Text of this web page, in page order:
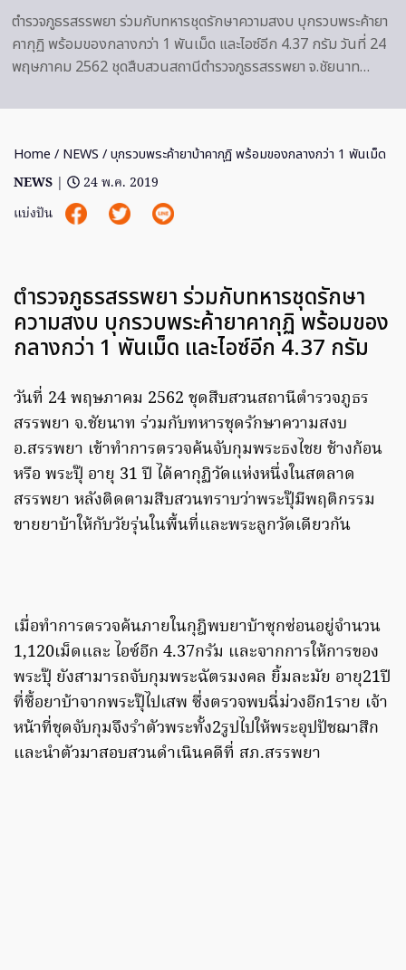
ตำรวจภูธรสรรพยา ร่วมกับทหารชุดรักษาความสงบ บุกรวบพระค้ายา
คากุฏิ พร้อมของกลางกว่า 1 พันเม็ด และไอซ์อีก 4.37 กรัม วันที่ 24
พฤษภาคม 2562 ชุดสืบสวนสถานีตำรวจภูธรสรรพยา จ.ชัยนาท…
Home / NEWS / บุกรวบพระค้ายาบ้าคากุฏิ พร้อมของกลางกว่า 1 พันเม็ด
NEWS |
24 พ.ค. 2019
แบ่งปัน
ตำรวจภูธรสรรพยา ร่วมกับทหารชุดรักษา
ความสงบ บุกรวบพระค้ายาคากุฏิ พร้อมของ
กลางกว่า 1 พันเม็ด และไอซ์อีก 4.37 กรัม
วันที่ 24 พฤษภาคม 2562 ชุดสืบสวนสถานีตำรวจภูธร
สรรพยา จ.ชัยนาท ร่วมกับทหารชุดรักษาความสงบ
อ.สรรพยา เข้าทำการตรวจค้นจับกุมพระธงไชย ช้างก้อน
หรือ พระปุ๊ อายุ 31 ปี ได้คากุฏิวัดแห่งหนึ่งในสตลาด
สรรพยา หลังติดตามสืบสวนทราบว่าพระปุ๊มีพฤติกรรม
ขายยาบ้าให้กับวัยรุ่นในพื้นที่และพระลูกวัดเดียวกัน
เมื่อทำการตรวจค้นภายในกุฎิพบยาบ้าซุกซ่อนอยู่จำนวน
1,120เม็ดและ ไอซ์อีก 4.37กรัม และจากการให้การของ
พระปุ๊ ยังสามารถจับกุมพระฉัตรมงคล ยิ้มละมัย อายุ21ปี
ที่ซื้อยาบ้าจากพระปุ๊ไปเสพ ซึ่งตรวจพบฉี่ม่วงอีก1ราย เจ้า
หน้าที่ชุดจับกุมจึงรำตัวพระทั้ง2รูปไปให้พระอุปปัชฌาสึก
และนำตัวมาสอบสวนดำเนินคดีที่ สภ.สรรพยา